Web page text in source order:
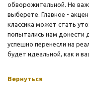
обворожительной. Не
выберете. Главное -
классика может стать
попытались нам
успешно перенесли на
будет идеальной, как и
Вернуться